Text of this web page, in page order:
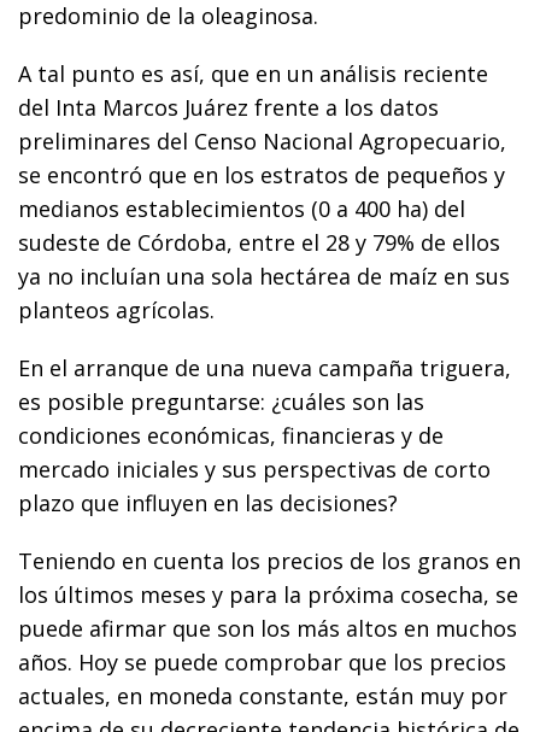
predominio de la oleaginosa.
A tal punto es así, que en un análisis reciente
del Inta Marcos Juárez frente a los datos
preliminares del Censo Nacional Agropecuario,
se encontró que en los estratos de pequeños y
medianos establecimientos (0 a 400 ha) del
sudeste de Córdoba, entre el 28 y 79% de ellos
ya no incluían una sola hectárea de maíz en sus
planteos agrícolas.
En el arranque de una nueva campaña triguera,
es posible preguntarse: ¿cuáles son las
condiciones económicas, financieras y de
mercado iniciales y sus perspectivas de corto
plazo que influyen en las decisiones?
Teniendo en cuenta los precios de los granos en
los últimos meses y para la próxima cosecha, se
puede afirmar que son los más altos en muchos
años. Hoy se puede comprobar que los precios
actuales, en moneda constante, están muy por